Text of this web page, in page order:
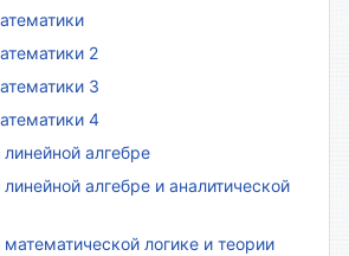
2
3
4
алгебре
алгебре и аналитической
логике и теории